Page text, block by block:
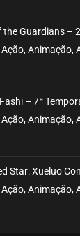
EPISÓDIO 11
EPISÓDIO 10
EPISÓDIO 09
the Guardians –
Ação, Animação,
– 7ª
Ação, Animação,
Star: Xueluo
Ação, Animação,